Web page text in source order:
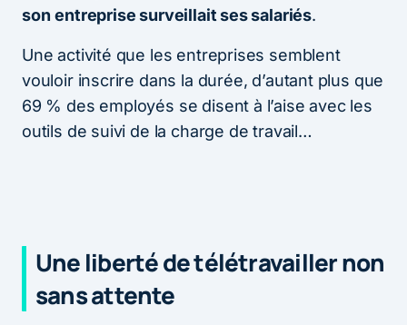
son entreprise surveillait ses salariés.
Une activité que les entreprises semblent
vouloir inscrire dans la durée, d’autant plus que
69 % des employés se disent à l’aise avec les
outils de suivi de la charge de travail…
Une liberté de télétravailler non
sans attente